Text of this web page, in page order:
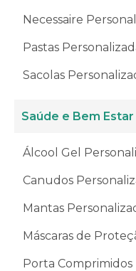
Necessaire
Pastas
Sacolas
Saúde e Bem Estar
Álcool Gel
Canudos
Mantas
Máscaras de
Porta Comprimidos